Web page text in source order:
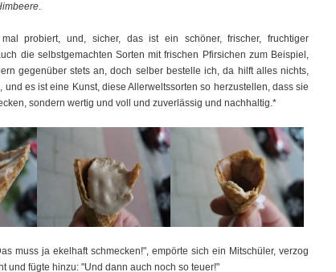
.
probiert, und, sicher, das ist ein schöner, frischer, fruchtiger
die selbstgemachten Sorten mit frischen Pfirsichen zum Beispiel,
gegenüber stets an, doch selber bestelle ich, da hilft alles nichts,
, und es ist eine Kunst, diese Allerweltssorten so herzustellen, dass sie
sondern wertig und voll und zuverlässig und nachhaltig.*
muss ja ekelhaft schmecken!", empörte sich ein Mitschüler, verzog
und fügte hinzu: "Und dann auch noch so teuer!"